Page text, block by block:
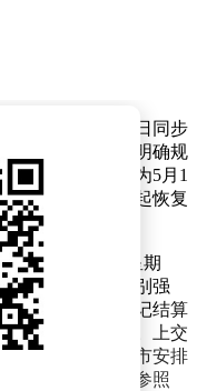
京证券交易所近日同步
场休市安排作出明确规
节休市时间统一为5月1
6日（星期三）起恢复
外，5月9日（星期
。三地交易所特别强
按照中国证券登记结算
场运行平稳有序。上交
年部分节假日休市安排
定，深交所公告参照